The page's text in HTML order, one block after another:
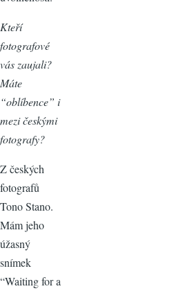
Kteří
fotografové
vás zaujali?
Máte
“oblíbence” i
mezi českými
fotografy?
Z českých
fotografů
Tono Stano.
Mám jeho
úžasný
snímek
“Waiting for a